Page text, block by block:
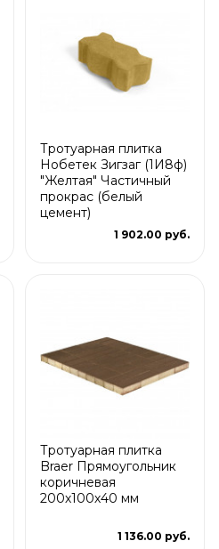
Тротуарная плитка
Нобетек Зигзаг (1И8ф)
"Желтая" Частичный
прокрас (белый
цемент)
1 902.00 руб.
Тротуарная плитка
Braer Прямоугольник
коричневая
200х100х40 мм
1 136.00 руб.